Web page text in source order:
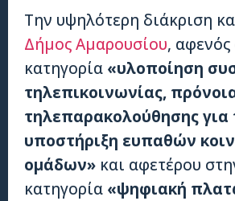
Την υψηλότερη διάκριση
Δήμος Αμαρουσίου, αφενός
κατηγορία «υλοποίηση
τηλεπικοινωνίας,
τηλεπαρακολούθησης για
υποστήριξη ευπαθών
ομάδων» και αφετέρου
κατηγορία «ψηφιακή